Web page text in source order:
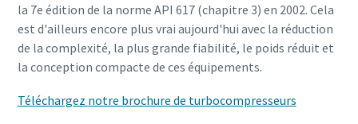
la 7e édition de la norme API 617 (chapitre 3) en 2002. Cela
est d'ailleurs encore plus vrai aujourd'hui avec la réduction
de la complexité, la plus grande fiabilité, le poids réduit et
la conception compacte de ces équipements.
Téléchargez notre brochure de turbocompresseurs